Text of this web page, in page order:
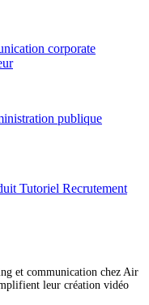
corporate
publique
Tutoriel Recrutement
et communication chez Air
leur création vidéo